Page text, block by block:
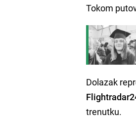
Tokom
Dolazak
trenutku.